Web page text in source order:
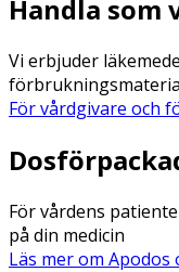
Handla som
Vi erbjuder
För vårdgivare och
För vårdens
på din medicin
Läs mer om Apodos